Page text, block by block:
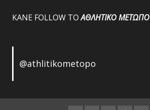
ΚΑΝΕ FOLLOW ΤΟΑΘΛΗΤΙΚΟΜΕΤΩΠΟ
@athlitikometopo